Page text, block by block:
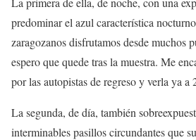
predominar el azul característica
zaragozanos disfrutamos desde muchos
espero que quede tras la muestra. Me
por las autopistas de regreso y verla ya a
La segunda, de día, también
interminables pasillos circundantes que